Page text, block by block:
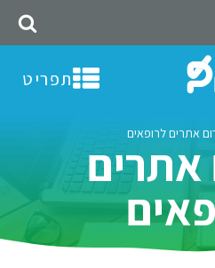
תפריט
אתרים לרופאים
אתרים